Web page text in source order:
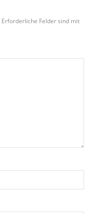
Erforderliche Felder sind mit